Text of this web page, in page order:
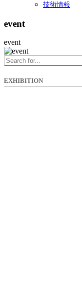
技術情報
event
event
EXHIBITION